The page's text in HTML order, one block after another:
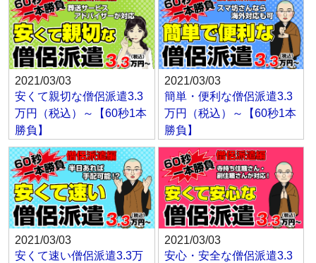
2021/03/03
安くて親切な僧侶派遣3.3
万円（税込）～【60秒1本
勝負】
2021/03/03
簡単・便利な僧侶派遣3.3
万円（税込）～【60秒1本
勝負】
2021/03/03
安くて速い僧侶派遣3.3万
2021/03/03
安心・安全な僧侶派遣3.3